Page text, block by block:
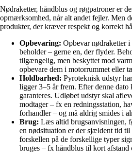
Nødraketter, håndblus og røgpatroner er
opmærksomhed, når alt andet fejler. Men
produkter, der kræver respekt og korrekt
Opbevaring: Opbevar nødraketter
beholder – gerne en, der flyder.
tilgængelig, men beskyttet mod
opbevare dem i motorrummet eller
Holdbarhed: Pyroteknisk udstyr
ligger 3–5 år frem. Efter denne
garanteres. Udløbet udstyr skal
modtager – fx en redningsstation,
forhandler – og må aldrig smides i
Brug: Læs altid brugsanvisningen,
en nødsituation er der sjældent tid
forskellen på de forskellige typer
bruges – fx håndblus til kort afstand